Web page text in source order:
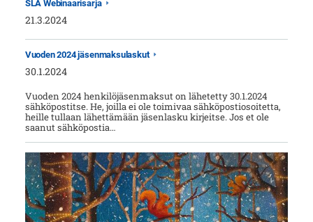
SLA Webinaarisarja
21.3.2024
Vuoden 2024 jäsenmaksulaskut
30.1.2024
Vuoden 2024 henkilöjäsenmaksut on lähetetty 30.1.2024
sähköpostitse. He, joilla ei ole toimivaa sähköpostiosoitetta,
heille tullaan lähettämään jäsenlasku kirjeitse. Jos et ole
saanut sähköpostia…